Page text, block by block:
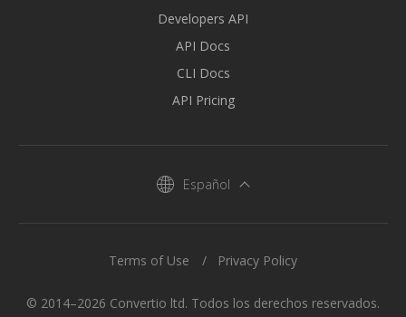
Developers API
API Docs
CLI Docs
API Pricing
Español
© 2014–2026 Convertio ltd. Todos los derechos reservados.
Terms of Use Privacy Policy